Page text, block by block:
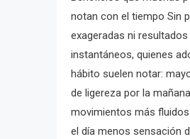
notan con el tiempo Sin
exageradas ni resultados
instantáneos, quienes
hábito suelen notar:
de ligereza por la mañana
movimientos más
el día menos sensación